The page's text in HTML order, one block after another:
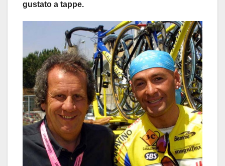
gustato a tappe.